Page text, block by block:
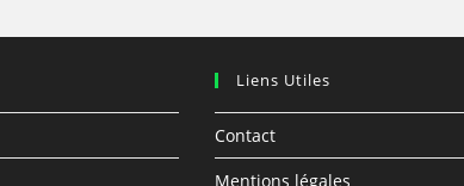
Autrement
Liens Utiles
Contact
Mentions légales